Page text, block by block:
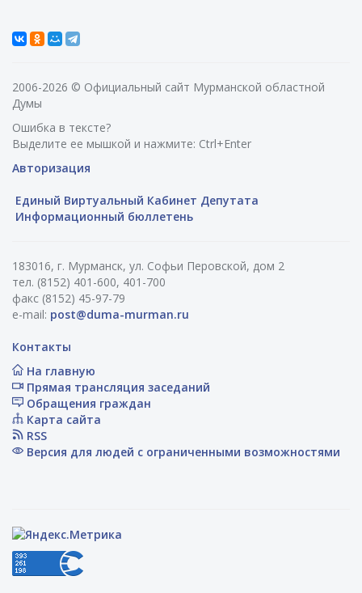
2006-2026 © Официальный сайт Мурманской областной
Думы
Ошибка в тексте?
Выделите ее мышкой и нажмите: Ctrl+Enter
Авторизация
Единый Виртуальный Кабинет Депутата
Информационный бюллетень
183016, г. Мурманск, ул. Софьи Перовской, дом 2
тел. (8152) 401-600, 401-700
факс (8152) 45-97-79
e-mail: post@duma-murman.ru
Контакты
На главную
Прямая трансляция заседаний
Обращения граждан
Карта сайта
RSS
Версия для людей с ограниченными возможностями